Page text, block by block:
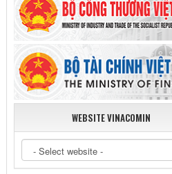
WEBSITE VINACOMIN